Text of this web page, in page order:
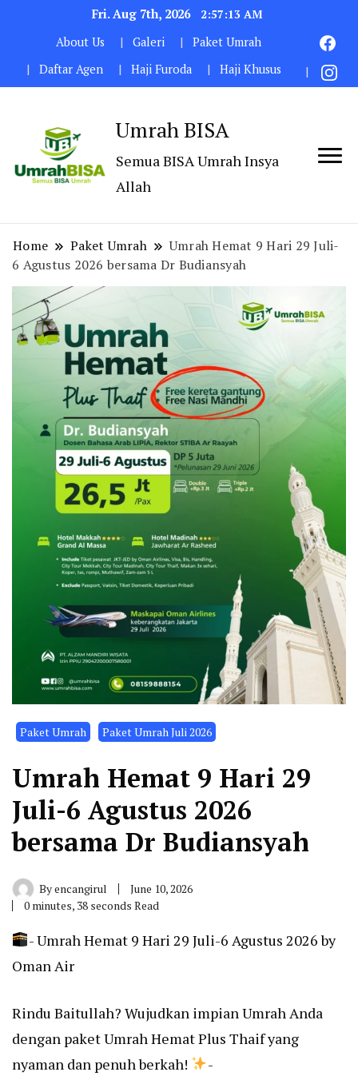
Fri. Aug 7th, 2026
2:57:14 AM
About Us
Galeri
Paket Umrah
Daftar Agen
Haji Furoda Haji Khusus
Umrah BISA
Semua BISA Umrah Insya
Allah
Home Paket Umrah
Umrah Hemat 9 Hari 29 Juli-
6 Agustus 2026 bersama Dr Budiansyah
Paket Umrah Paket Umrah Juli 2026
Umrah Hemat 9 Hari 29
Juli-6 Agustus 2026
bersama Dr Budiansyah
Byencangirul
June 10, 2026
0 minutes, 38 seconds Read
- Umrah Hemat 9 Hari 29 Juli-6 Agustus 2026 by
Oman Air
Rindu Baitullah? Wujudkan impian Umrah Anda
dengan paket Umrah Hemat Plus Thaif yang
nyaman dan penuh berkah!
-